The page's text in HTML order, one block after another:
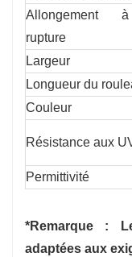
Allongement
rupture
Largeur
Longueur du
Couleur
Résistance aux
Permittivité
*Remarque :
adaptées aux